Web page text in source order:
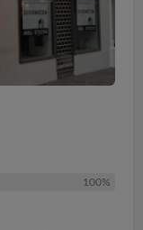
100%